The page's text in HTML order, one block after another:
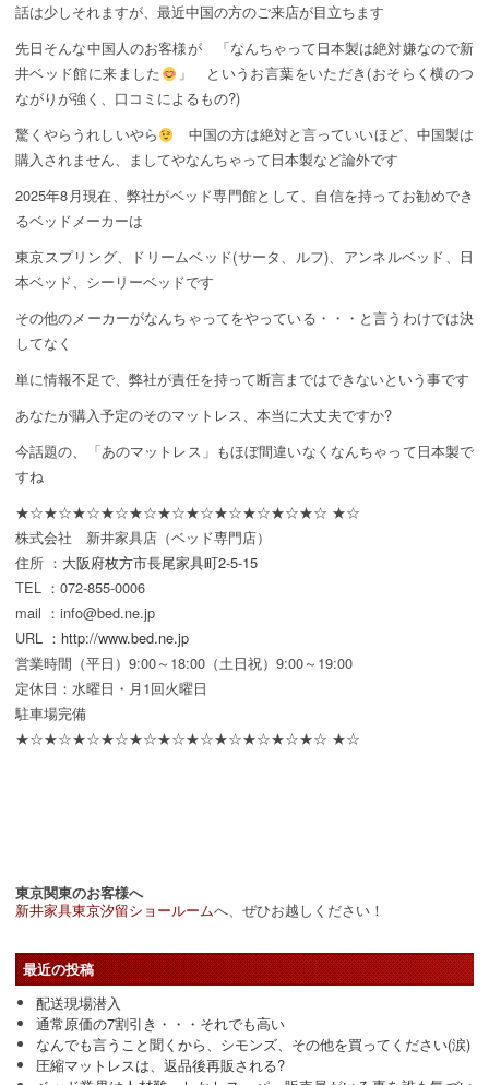
話は少しそれますが、最近中国の方のご来店が目立ちます
先日そんな中国人のお客様が 「なんちゃって日本製は絶対嫌なので新
井ベッド館に来ました
」 というお言葉をいただき(おそらく横のつ
ながりが強く、口コミによるもの?)
驚くやらうれしいやら
中国の方は絶対と言っていいほど、中国製は
購入されません、ましてやなんちゃって日本製など論外です
2025年8月現在、弊社がベッド専門館として、自信を持ってお勧めでき
るベッドメーカーは
東京スプリング、ドリームベッド(サータ、ルフ)、アンネルベッド、日
本ベッド、シーリーベッドです
その他のメーカーがなんちゃってをやっている・・・と言うわけでは決
してなく
単に情報不足で、弊社が責任を持って断言まではできないという事です
あなたが購入予定のそのマットレス、本当に大丈夫ですか?
今話題の、「あのマットレス」もほぼ間違いなくなんちゃって日本製で
すね
★☆★☆★☆★☆★☆★☆★☆★☆★☆★☆★☆ ★☆
株式会社 新井家具店（ベッド専門店）
住所 ： 大阪府枚方市長尾家具町2-5-15
TEL ：072-855-0006
mail ：info@bed.ne.jp
URL ： http://www.bed.ne.jp
営業時間（平日）9:00～18:00（土日祝）9:00～19:00
定休日：水曜日・月1回火曜日
駐車場完備
★☆★☆★☆★☆★☆★☆★☆★☆★☆★☆★☆ ★☆
東京関東のお客様へ
新井家具東京汐留ショールームへ、ぜひお越しください！
最近の投稿
配送現場潜入
通常原価の7割引き・・・それでも高い
なんでも言うこと聞くから、シモンズ、その他を買ってください(涙)
圧縮マットレスは、返品後再販される?